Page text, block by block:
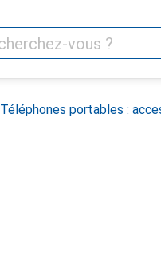
Téléphones portables :